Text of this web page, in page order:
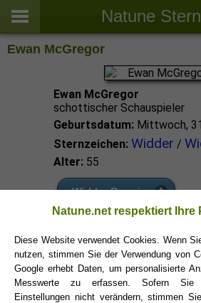
Natune
Ewan McGregor
Ewan McGregor
schottischer Schauspieler
Geburtsdatum: Mittwoch,
Sternzeichen: Widder /
Alter: 55
Widder Promis
Widder Sternzeichen
Natune.net respektiert Ihre
Diese Website verwendet Cookies. Wenn
nutzen, stimmen Sie der Verwendung von
Google erhebt Daten, um personalisierte
Messwerte zu erfassen. Sofern Sie
Einstellungen nicht verändern, stimmen